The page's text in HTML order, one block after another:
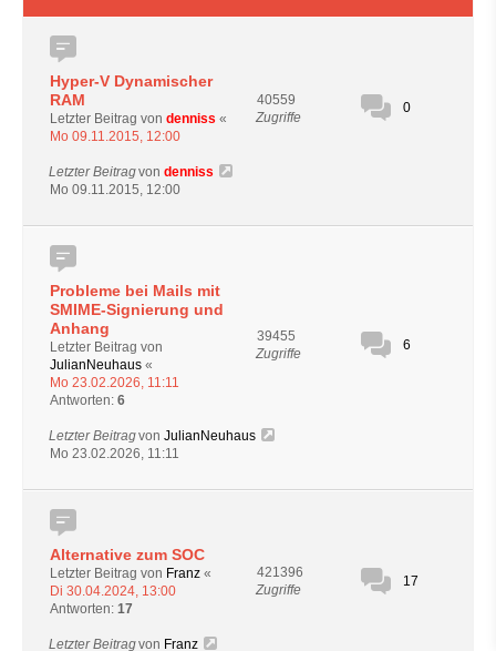
Hyper-V Dynamischer
RAM
Letzter Beitrag von denniss «
Mo 09.11.2015, 12:00
40559
Zugriffe
0
Letzter Beitragvon denniss
Mo 09.11.2015, 12:00
Probleme bei Mails mit
SMIME-Signierung und
Anhang
Letzter Beitrag von
JulianNeuhaus «
Mo 23.02.2026, 11:11
Antworten: 6
39455
Zugriffe
6
Letzter Beitragvon JulianNeuhaus
Mo 23.02.2026, 11:11
Alternative zum SOC
Letzter Beitrag von Franz «
Di 30.04.2024, 13:00
Antworten: 17
421396
Zugriffe
17
Letzter Beitragvon Franz